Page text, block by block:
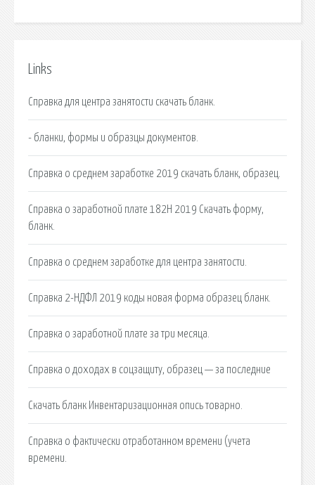
Links
Справка для центра занятости скачать бланк.
- бланки, формы и образцы документов.
Справка о среднем заработке 2019 скачать бланк, образец.
Справка о заработной плате 182Н 2019 Скачать форму,
бланк.
Справка о среднем заработке для центра занятости.
Справка 2-НДФЛ 2019 коды новая форма образец бланк.
Справка о заработной плате за три месяца.
Справка о доходах в соцзащиту, образец — за последние
Скачать бланк Инвентаризационная опись товарно.
Справка о фактически отработанном времени (учета
времени.